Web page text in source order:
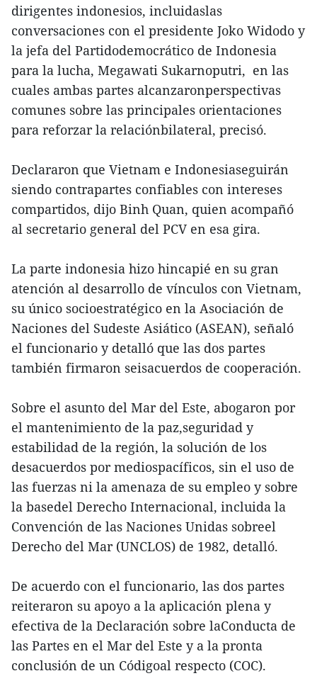
dirigentes indonesios, incluidaslas
conversaciones con el presidente Joko Widodo y
la jefa del Partidodemocrático de Indonesia
para la lucha, Megawati Sukarnoputri, en las
cuales ambas partes alcanzaronperspectivas
comunes sobre las principales orientaciones
para reforzar la relaciónbilateral, precisó.
Declararon que Vietnam e Indonesiaseguirán
siendo contrapartes confiables con intereses
compartidos, dijo Binh Quan, quien acompañó
al secretario general del PCV en esa gira.
La parte indonesia hizo hincapié en su gran
atención al desarrollo de vínculos con Vietnam,
su único socioestratégico en la Asociación de
Naciones del Sudeste Asiático (ASEAN), señaló
el funcionario y detalló que las dos partes
también firmaron seisacuerdos de cooperación.
Sobre el asunto del Mar del Este, abogaron por
el mantenimiento de la paz,seguridad y
estabilidad de la región, la solución de los
desacuerdos por mediospacíficos, sin el uso de
las fuerzas ni la amenaza de su empleo y sobre
la basedel Derecho Internacional, incluida la
Convención de las Naciones Unidas sobreel
Derecho del Mar (UNCLOS) de 1982, detalló.
De acuerdo con el funcionario, las dos partes
reiteraron su apoyo a la aplicación plena y
efectiva de la Declaración sobre laConducta de
las Partes en el Mar del Este y a la pronta
conclusión de un Códigoal respecto (COC).